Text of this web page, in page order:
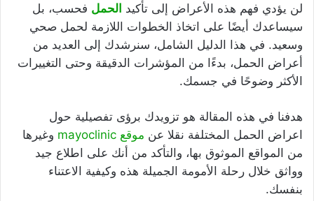
لن يؤدي فهم هذه الأعراض إلى تأكيد الحمل فحسب، بل
سيساعدك أيضًا على اتخاذ الخطوات اللازمة لحمل صحي
وسعيد. في هذا الدليل الشامل، سنرشدك إلى العديد من
أعراض الحمل، بدءًا من المؤشرات الدقيقة وحتى التغييرات
الأكثر وضوحًا في جسمك.
هدفنا في هذه المقالة هو تزويدك برؤى تفصيلية حول
اعراض الحمل المختلفة نقلا عن موقع mayoclinic
وغيرها
من المواقع الموثوق بها، والتأكد من أنك على اطلاع جيد
وواثق خلال رحلة الأمومة الجميلة هذه وكيفية الاعتناء
بنفسك.